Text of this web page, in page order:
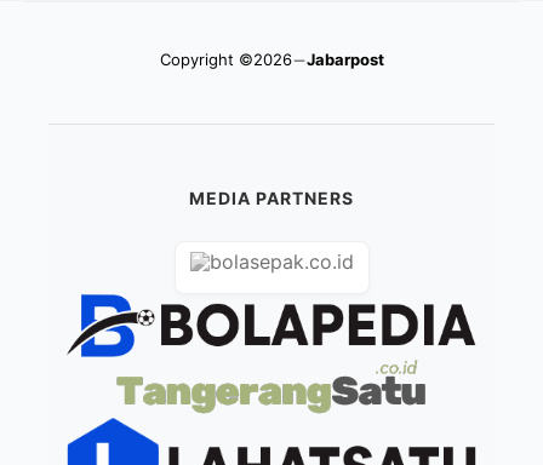
Copyright ©2026 Jabarpost
MEDIA PARTNERS